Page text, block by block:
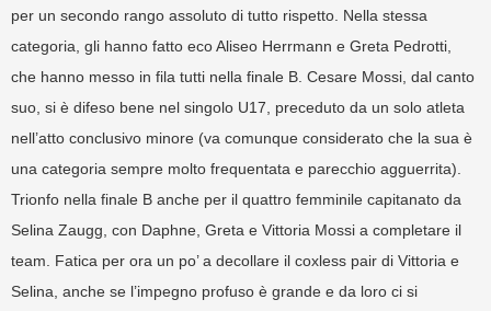
per un secondo rango assoluto di tutto rispetto. Nella stessa
categoria, gli hanno fatto eco Aliseo Herrmann e Greta Pedrotti,
che hanno messo in fila tutti nella finale B. Cesare Mossi, dal canto
suo, si è difeso bene nel singolo U17, preceduto da un solo atleta
nell’atto conclusivo minore (va comunque considerato che la sua è
una categoria sempre molto frequentata e parecchio agguerrita).
Trionfo nella finale B anche per il quattro femminile capitanato da
Selina Zaugg, con Daphne, Greta e Vittoria Mossi a completare il
team. Fatica per ora un po’ a decollare il coxless pair di Vittoria e
Selina, anche se l’impegno profuso è grande e da loro ci si